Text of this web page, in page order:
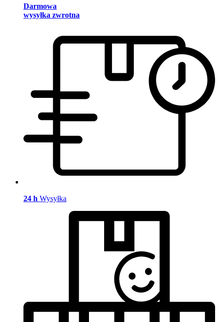
Darmowa
wysyłka zwrotna
24 h Wysyłka